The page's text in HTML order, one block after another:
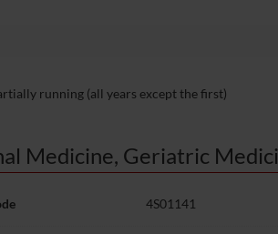
running (all years except the first)
Medicine, Geriatric
4S01141